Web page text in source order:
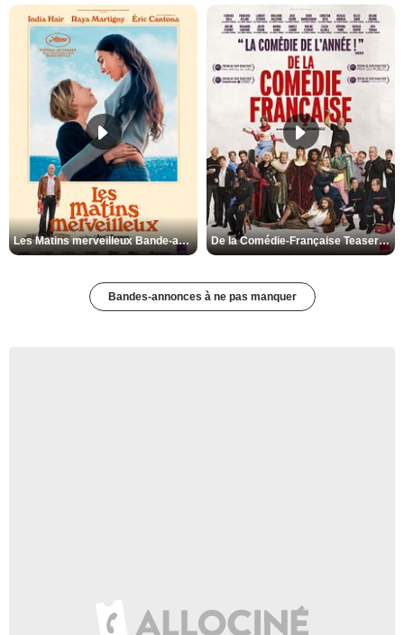
Les Matins merveilleux Bande-annonce VF De la Comédie-Française Teaser VF
Bandes-annonces à ne pas manquer